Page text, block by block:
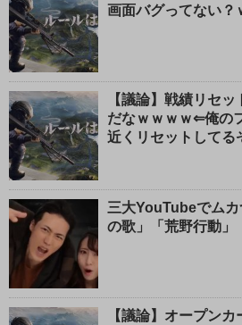
画面バグってない？
【議論】戦績リセ
だなｗｗｗｗ⇐俺の
近くリセットしてる
三大YouTubeでム
の歌」「荒野行動」
【議論】オープン